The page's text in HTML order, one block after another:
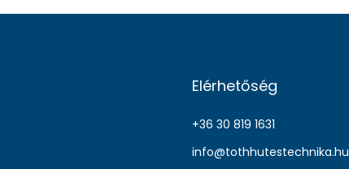
Elérhetőség
+36 30 819 1631
info@tothhutestechnika.hu